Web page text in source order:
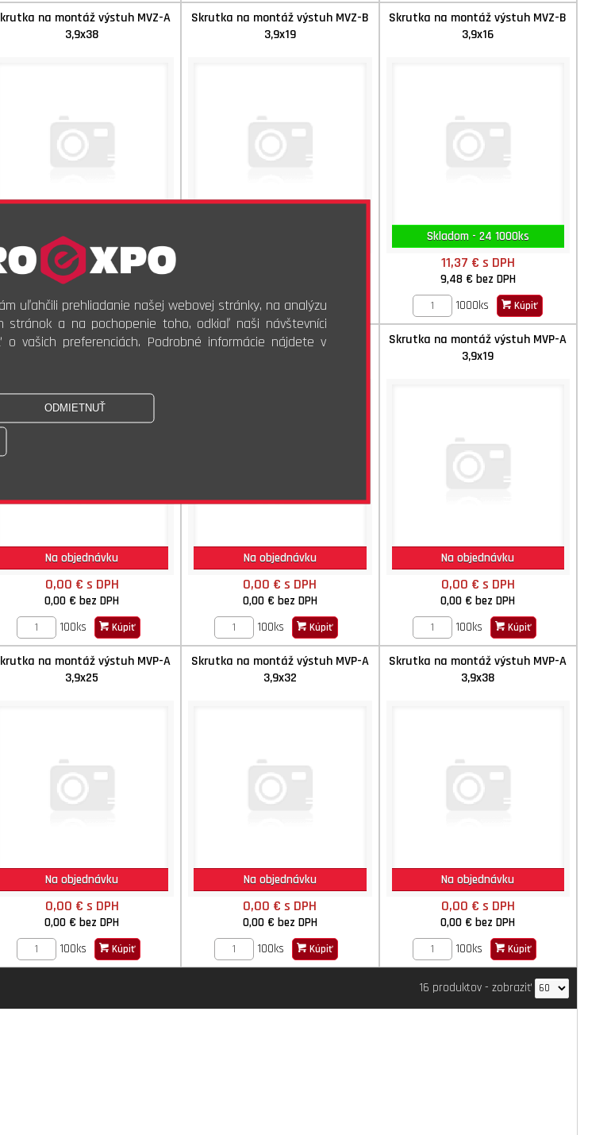
na montáž výstuh MVZ-A
3,9x38
Skladom - 18 1000ks
21,20 € s DPH
17,67 €bez DPH
1000ks
Kúpiť
Skrutka na montáž výstuh MVZ-B
3,9x19
100ks
Kúpiť
Skrutka na montáž výstuh MVZ-B
3,9x16
Skladom - 24 1000ks
11,37 € s DPH
9,48 € bez DPH
1000ks
Kúpiť
na montáž výstuh MVP-A
Na objednávku
0,00 € s DPH
0,00 €bez DPH
100ks
Kúpiť
Skrutka na montáž výstuh MVP-A
Na objednávku
0,00 €s DPH
0,00 € bez DPH
100ks
Kúpiť
Skrutka na montáž výstuh MVP-A
3,9x19
Na objednávku
0,00 € s DPH
0,00 €bez DPH
100ks
Kúpiť
na montáž výstuh MVP-A
3,9x25
Na objednávku
0,00 € s DPH
0,00 €bez DPH
100ks
Kúpiť
Skrutka na montáž výstuh MVP-A
3,9x32
Na objednávku
0,00 €s DPH
0,00 € bez DPH
100ks
Kúpiť
Skrutka na montáž výstuh MVP-A
3,9x38
Na objednávku
0,00 € s DPH
0,00 €bez DPH
100ks
Kúpiť
16 produktov - zobraziť
uľahčili prehliadanie našej webovej stránky, na analýzu
stránok a na pochopenie toho, odkiaľ naši návštevníci
o vašich preferenciách. Podrobné informácie nájdete v